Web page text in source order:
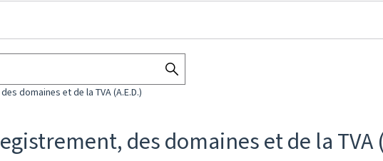
SEARCH
domaines et de la TVA (A.E.D.)
des domaines et de la TVA